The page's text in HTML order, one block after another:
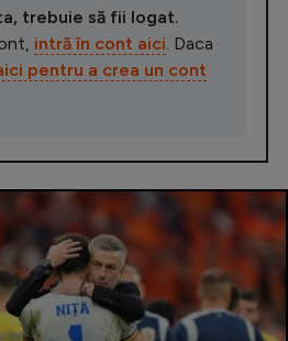
trebuie să fii logat.
intră în cont aici. Daca
pentru a crea un cont